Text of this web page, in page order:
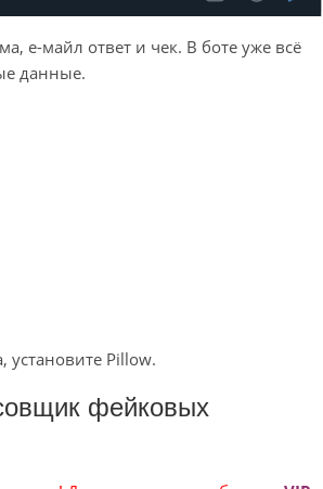
е-майл ответ и чек. В боте уже всё
данные.
установите Pillow.
фейковых